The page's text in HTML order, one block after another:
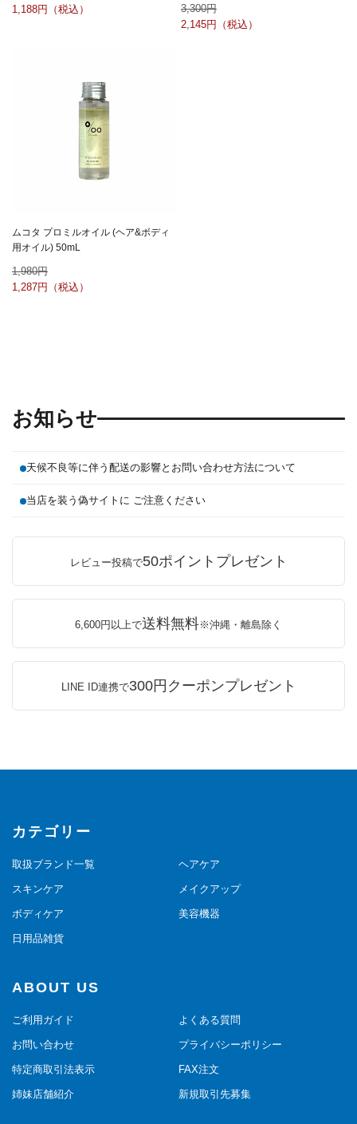
1,188
3,300
2,145
ムコタ プロミルオイル (ヘア&ボディ
用オイル) 50mL
1,980
1,287
お知らせ
天候不良等に伴う配送の影響とお問い合わせ方法について
当店を装う偽サイトに ご注意ください
レビュー投稿で50ポイントプレゼント
6,600円以上で送料無料※沖縄・離島除く
LINE ID連携で300円クーポンプレゼント
カテゴリー
取扱ブランド一覧 ヘアケア
スキンケア メイクアップ
ボディケア 美容機器
日用品雑貨
ABOUT US
ご利用ガイド よくある質問
お問い合わせ プライバシーポリシー
特定商取引法表示 FAX注文
姉妹店舗紹介 新規取引先募集